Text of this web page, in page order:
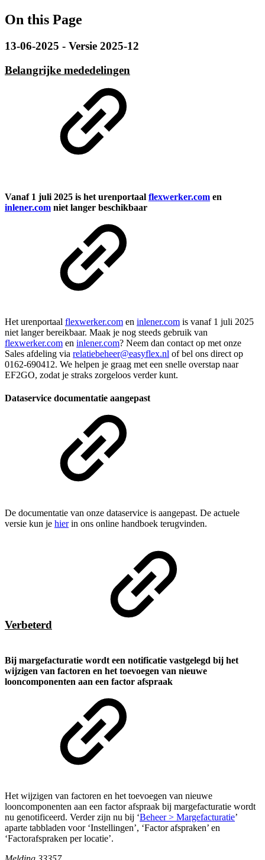
On this Page
13-06-2025 - Versie 2025-12
Belangrijke mededelingen
Vanaf 1 juli 2025 is het urenportaal flexwerker.com en
inlener.com niet langer beschikbaar
Het urenportaal flexwerker.com en inlener.com is vanaf 1 juli 2025
niet langer bereikbaar. Maak je nog steeds gebruik van
flexwerker.com en inlener.com? Neem dan contact op met onze
Sales afdeling via relatiebeheer@easyflex.nl of bel ons direct op
0162-690412. We helpen je graag met een snelle overstap naar
EF2GO, zodat je straks zorgeloos verder kunt.
Dataservice documentatie aangepast
De documentatie van onze dataservice is aangepast. De actuele
versie kun je hierin ons online handboek terugvinden.
Verbeterd
Bij margefacturatie wordt een notificatie vastgelegd bij het
wijzigen van factoren en het toevoegen van nieuwe
looncomponenten aan een factor afspraak
Het wijzigen van factoren en het toevoegen van nieuwe
looncomponenten aan een factor afspraak bij margefacturatie wordt
nu genotificeerd. Verder zijn nu bij ‘Beheer > Margefacturatie’
aparte tabbladen voor ‘Instellingen’, ‘Factor afspraken’ en
‘Factorafspraken per locatie’.